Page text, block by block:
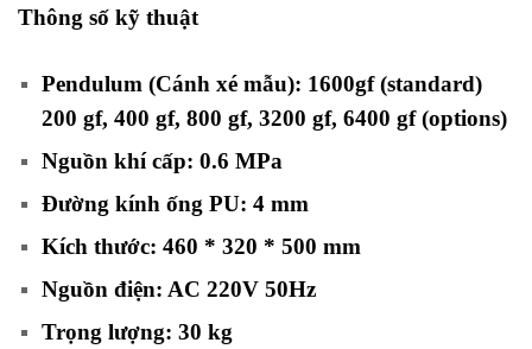
Thông số kỹ thuật
Pendulum (Cánh xé mẫu): 1600gf (standard)
200 gf, 400 gf, 800 gf, 3200 gf, 6400 gf (options)
Nguồn khí cấp: 0.6 MPa
Đường kính ống PU: 4 mm
Kích thước: 460 * 320 * 500 mm
Nguồn điện: AC 220V 50Hz
Trọng lượng: 30 kg